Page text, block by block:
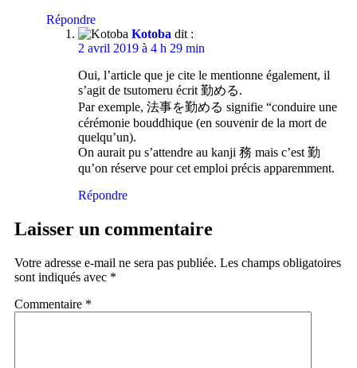
Répondre
Kotoba dit :
2 avril 2019 à 4 h 29 min
Oui, l’article que je cite le mentionne également, il
s’agit de tsutomeru écrit 勤める.
Par exemple, 法事を勤める signifie “conduire une
cérémonie bouddhique (en souvenir de la mort de
quelqu’un).
On aurait pu s’attendre au kanji 務 mais c’est 勤
qu’on réserve pour cet emploi précis apparemment.
Répondre
Laisser un commentaire
Votre adresse e-mail ne sera pas publiée. Les champs obligatoires
sont indiqués avec *
Commentaire *